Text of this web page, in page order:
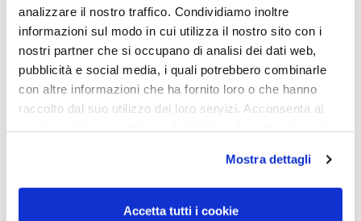
analizzare il nostro traffico. Condividiamo inoltre
informazioni sul modo in cui utilizza il nostro sito con i
nostri partner che si occupano di analisi dei dati web,
pubblicità e social media, i quali potrebbero combinarle
con altre informazioni che ha fornito loro o che hanno
raccolto dal suo utilizzo dei loro servizi. Acconsenta ai
Mostra dettagli
Accetta tutti i cookie
Showing all 2 results